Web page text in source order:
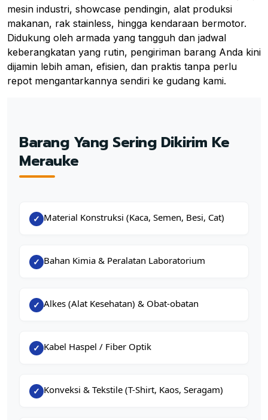
mesin industri, showcase pendingin, alat produksi
makanan, rak stainless, hingga kendaraan bermotor.
Didukung oleh armada yang tangguh dan jadwal
keberangkatan yang rutin, pengiriman barang Anda kini
dijamin lebih aman, efisien, dan praktis tanpa perlu
repot mengantarkannya sendiri ke gudang kami.
Barang Yang Sering Dikirim Ke
Merauke
✓ Material Konstruksi (Kaca, Semen, Besi, Cat)
✓ Bahan Kimia & Peralatan Laboratorium
✓ Alkes (Alat Kesehatan) & Obat-obatan
✓ Kabel Haspel / Fiber Optik
✓ Konveksi & Tekstile (T-Shirt, Kaos, Seragam)